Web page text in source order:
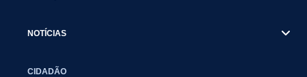
NOTÍCIAS
CIDADÃO